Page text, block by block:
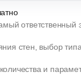
ответственный
стен, выбор
и